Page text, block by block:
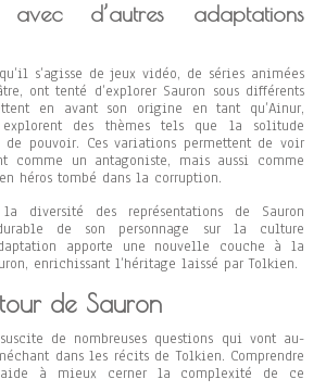
avec d’autres adaptations
s’agisse de jeux vidéo, de séries animées
ont tenté d’explorer Sauron sous différents
en avant son origine en tant qu’Ainur,
explorent des thèmes tels que la solitude
pouvoir. Ces variations permettent de voir
comme un antagoniste, mais aussi comme
héros tombé dans la corruption.
diversité des représentations de Sauron
de son personnage sur la culture
apporte une nouvelle couche à la
enrichissant l’héritage laissé par Tolkien.
de Sauron
de nombreuses questions qui vont au-
dans les récits de Tolkien. Comprendre
aide à mieux cerner la complexité de ce